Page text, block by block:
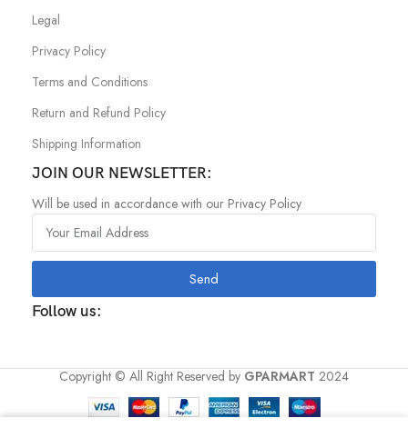
Legal
Privacy Policy
Terms and Conditions
Return and Refund Policy
Shipping Information
JOIN OUR NEWSLETTER:
Will be used in accordance with our Privacy Policy
Send
Follow us:
Copyright © All Right Reserved by GPARMART 2024